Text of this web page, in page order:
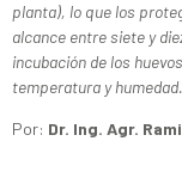
planta), lo que los
alcance entre siete y
incubación de los
temperatura y humedad.
Por: Dr. Ing. Agr.